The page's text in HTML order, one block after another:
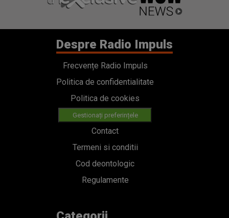
Despre Radio Impuls
Frecvențe Radio Impuls
Politica de confidentialitate
Politica de cookies
Gestionați preferințele
Contact
Termeni si conditii
Cod deontologic
Regulamente